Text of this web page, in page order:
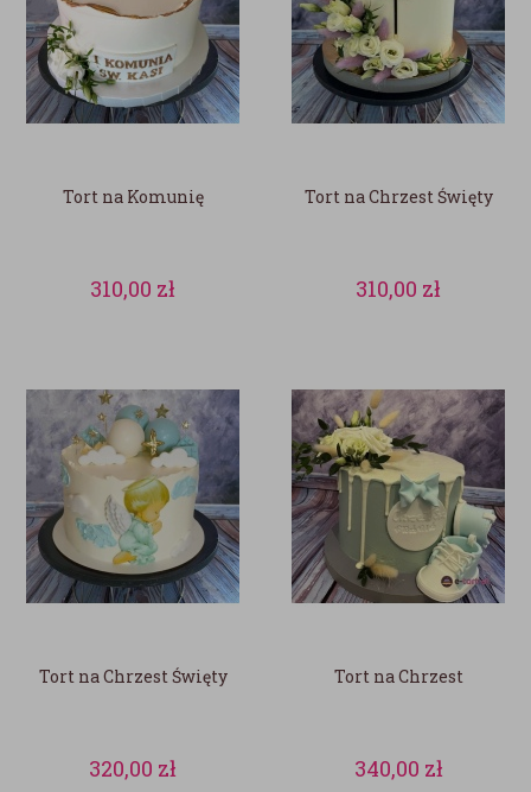
Tort na Komunię
310,00 zł
Tort na Chrzest Święty
310,00 zł
Tort na Chrzest Święty
320,00 zł
Tort na Chrzest
340,00 zł